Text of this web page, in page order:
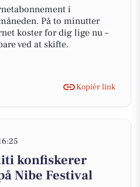
i
På to minutter
koster for dig lige nu –
ved at skifte.
Kopiér link
konfiskerer
Nibe Festival